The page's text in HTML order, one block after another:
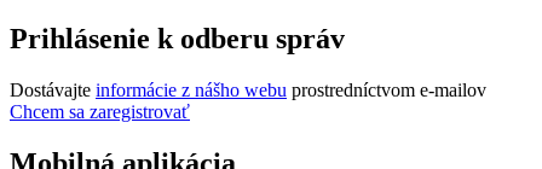
Prihlásenie k odberu správ
Dostávajte informácie z nášho webu prostredníctvom e-mailov
Chcem sa zaregistrovať